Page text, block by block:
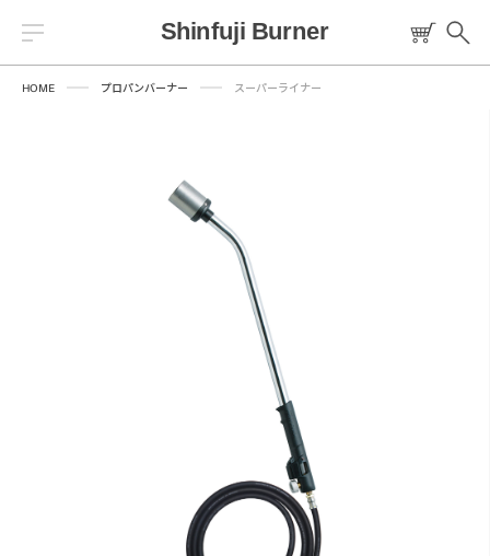
/home/sfbsoto/shinfuji.co.jp/public_html/sfb/wp-
content/themes/sfb/templates/header/header-common.php
HOME プロパンバーナー スーパーライナー